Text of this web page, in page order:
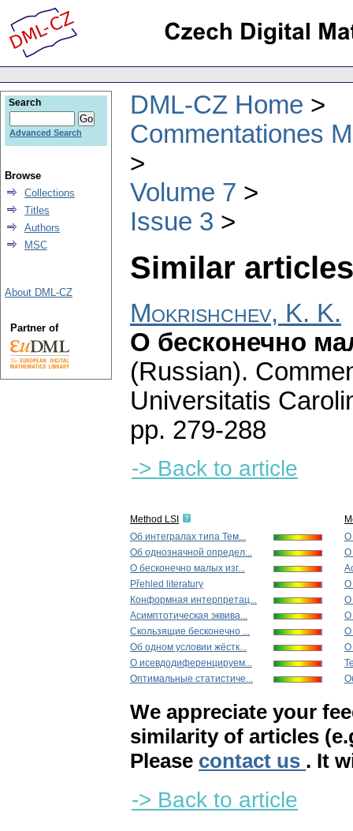
DML-CZ Home
Commentationes
Volume 7
Issue 3
Similar
Mokrishchev, K. K.
О бесконечно
(Russian).
Universitatis
pp. 279-288
-> Back to article
Method LSI
Об интегралах типа Тем...
Oб однозначной опрeдел...
О бесконечно малых изг...
Přehled literatury
Конформная интерпретац...
Асимптотическая эквива...
Скoльзящиe бecконeчнo ...
Об одном условии жёстк...
О исевдодиференцируем...
Оптимальные статистиче...
О
О
О
О
О
О
О
We appreciate your
similarity of articles
Please contact us . It
-> Back to article
Search
Advanced Search
Browse
Collections
Titles
Authors
MSC
About DML-CZ
Partner of